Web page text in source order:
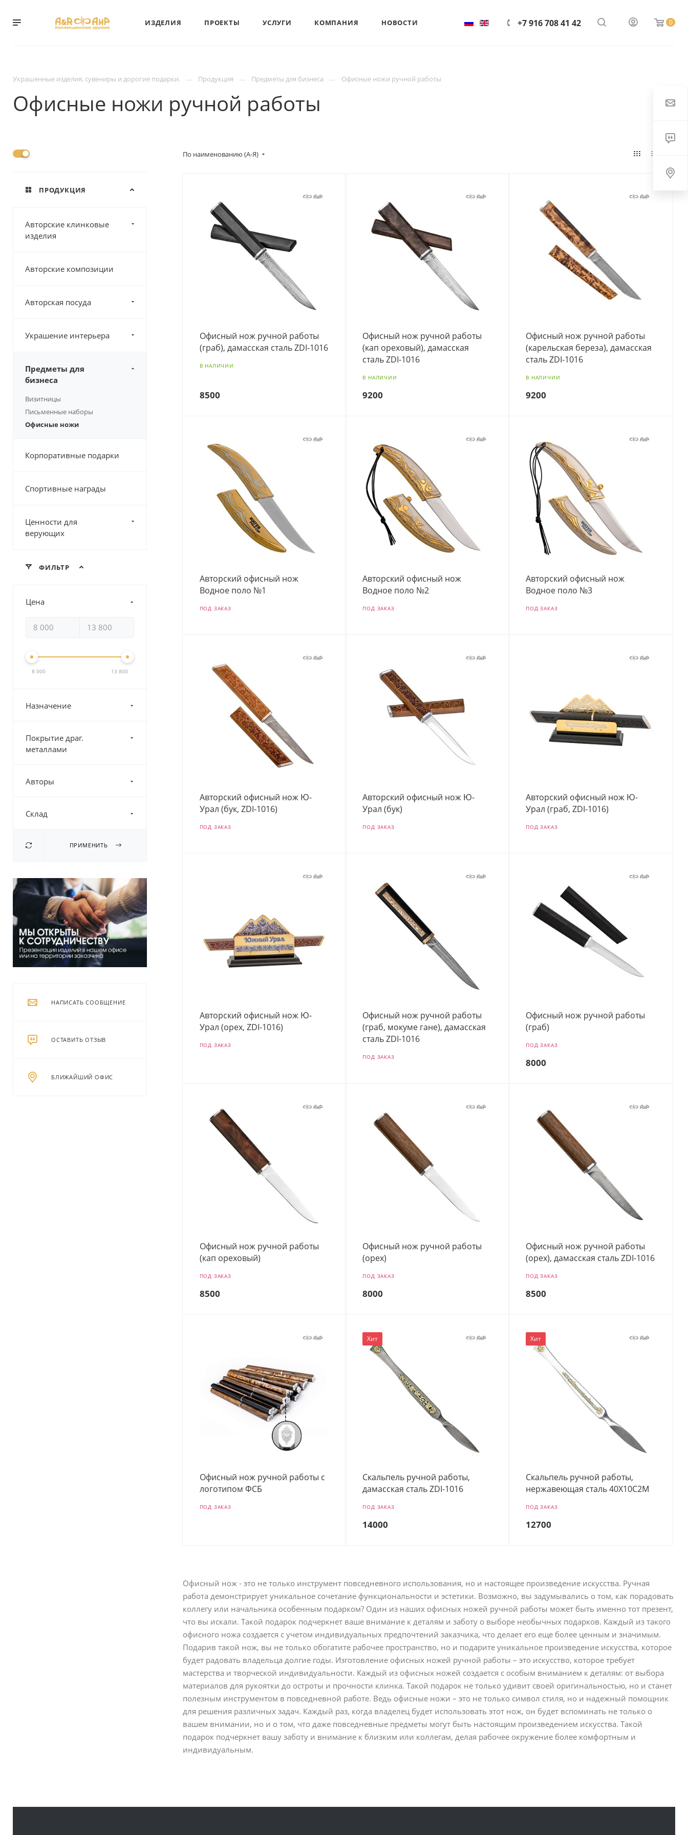
0
+7 916 708 41 42
ИЗДЕЛИЯ ПРОЕКТЫ УСЛУГИ КОМПАНИЯ НОВОСТИ
Украшенные изделия, сувениры и дорогие подарки. Продукция Предметы для бизнеса Офисные ножи ручной работы
Офисные ножи ручной работы
ПРОДУКЦИЯ
Авторские клинковые
изделия
Авторские композиции
Авторская посуда
Украшение интерьера
Предметы для
бизнеса
Визитницы
Письменные наборы
Офисные ножи
Корпоративные подарки
Спортивные награды
Ценности для
верующих
ФИЛЬТР
Цена
8 000 13 800
Назначение
Покрытие драг.
металлами
Авторы
Склад
ПРИМЕНИТЬ
НАПИСАТЬ СООБЩЕНИЕ
ОСТАВИТЬ ОТЗЫВ
БЛИЖАЙШИЙ ОФИС
По наименованию (А-Я)
Офисный нож ручной работы
(граб), дамасская сталь ZDI-1016
В НАЛИЧИИ
8500
Офисный нож ручной работы
(кап ореховый), дамасская
сталь ZDI-1016
В НАЛИЧИИ
9200
Офисный нож ручной работы
(карельская береза), дамасская
сталь ZDI-1016
В НАЛИЧИИ
9200
Авторский офисный нож
Водное поло №1
ПОД ЗАКАЗ
Авторский офисный нож
Водное поло №2
ПОД ЗАКАЗ
Авторский офисный нож
Водное поло №3
ПОД ЗАКАЗ
Авторский офисный нож Ю-
Урал (бук, ZDI-1016)
ПОД ЗАКАЗ
Авторский офисный нож Ю-
Урал (бук)
ПОД ЗАКАЗ
Авторский офисный нож Ю-
Урал (граб, ZDI-1016)
ПОД ЗАКАЗ
Авторский офисный нож Ю-
Урал (орех, ZDI-1016)
ПОД ЗАКАЗ
Офисный нож ручной работы
(граб, мокуме гане), дамасская
сталь ZDI-1016
ПОД ЗАКАЗ
Офисный нож ручной работы
(граб)
ПОД ЗАКАЗ
8000
Офисный нож ручной работы
(кап ореховый)
ПОД ЗАКАЗ
8500
Офисный нож ручной работы
(орех)
ПОД ЗАКАЗ
8000
Офисный нож ручной работы
(орех), дамасская сталь ZDI-1016
ПОД ЗАКАЗ
8500
Офисный нож ручной работы с
логотипом ФСБ
ПОД ЗАКАЗ
Хит
Скальпель ручной работы,
дамасская сталь ZDI-1016
ПОД ЗАКАЗ
14000
Хит
Скальпель ручной работы,
нержавеющая сталь 40Х10С2М
ПОД ЗАКАЗ
12700
Офисный нож - это не только инструмент повседневного использования, но и настоящее произведение искусства. Ручная
работа демонстрирует уникальное сочетание функциональности и эстетики. Возможно, вы задумывались о том, как порадовать
коллегу или начальника особенным подарком? Один из наших офисных ножей ручной работы может быть именно тот презент,
что вы искали. Такой подарок подчеркнет ваше внимание к деталям и заботу о выборе необычных подарков. Каждый из такого
офисного ножа создается с учетом индивидуальных предпочтений заказчика, что делает его еще более ценным и значимым.
Подарив такой нож, вы не только обогатите рабочее пространство, но и подарите уникальное произведение искусства, которое
будет радовать владельца долгие годы. Изготовление офисных ножей ручной работы – это искусство, которое требует
мастерства и творческой индивидуальности. Каждый из офисных ножей создается с особым вниманием к деталям: от выбора
материалов для рукоятки до остроты и прочности клинка. Такой подарок не только удивит своей оригинальностью, но и станет
полезным инструментом в повседневной работе. Ведь офисные ножи – это не только символ стиля, но и надежный помощник
для решения различных задач. Каждый раз, когда владелец будет использовать этот нож, он будет вспоминать не только о
вашем внимании, но и о том, что даже повседневные предметы могут быть настоящим произведением искусства. Такой
подарок подчеркнет вашу заботу и внимание к близким или коллегам, делая рабочее окружение более комфортным и
индивидуальным.